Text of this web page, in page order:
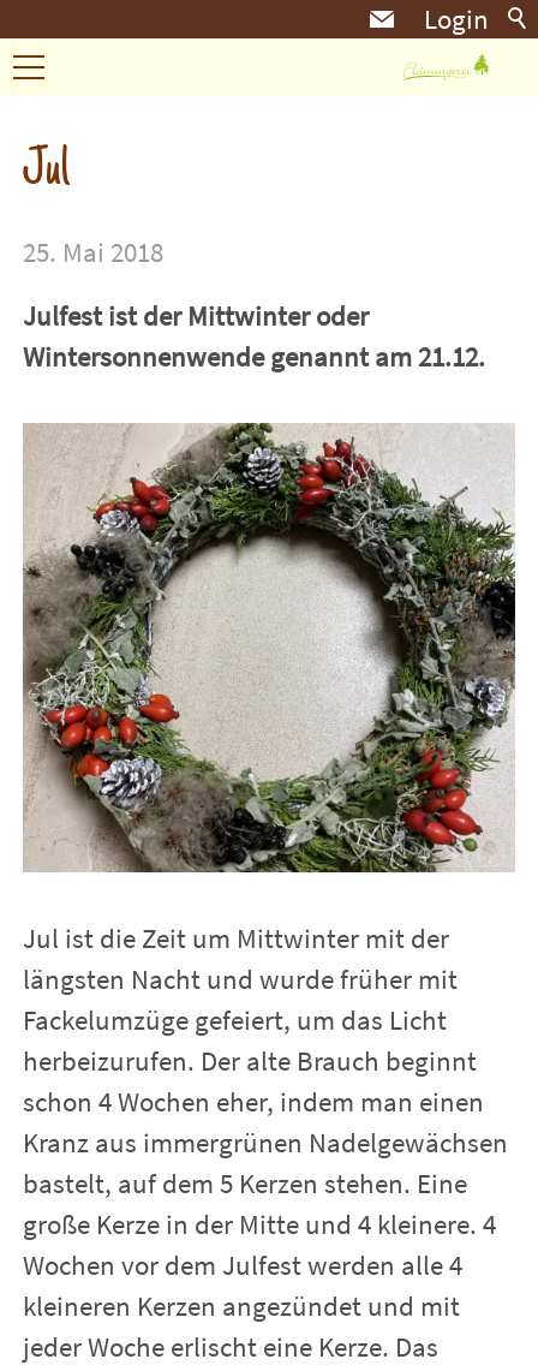
Login
Kräuterzeit
Landleben
Körbchen
Landküche
Eindrücke
Gedichte & mehr
Knotenpunkt
Kurse & Termine
Körper & Seele
FlämingNest
Kontakt
Jul
25. Mai 2018
Julfest ist der Mittwinter oder
Wintersonnenwende genannt am 21.12.
Jul ist die Zeit um Mittwinter mit der
längsten Nacht und wurde früher mit
Fackelumzüge gefeiert, um das Licht
herbeizurufen. Der alte Brauch beginnt
schon 4 Wochen eher, indem man einen
Kranz aus immergrünen Nadelgewächsen
bastelt, auf dem 5 Kerzen stehen. Eine
große Kerze in der Mitte und 4 kleinere. 4
Wochen vor dem Julfest werden alle 4
kleineren Kerzen angezündet und mit
jeder Woche erlischt eine Kerze. Das